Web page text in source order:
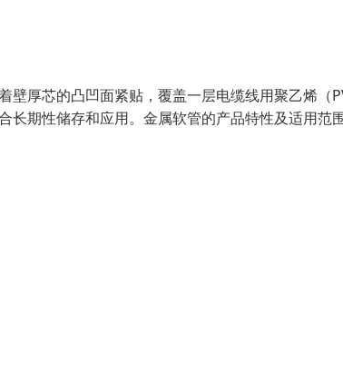
厚芯的凸凹面紧贴，覆盖一层电缆线用聚乙烯（
长期性储存和应用。金属软管的产品特性及适用范